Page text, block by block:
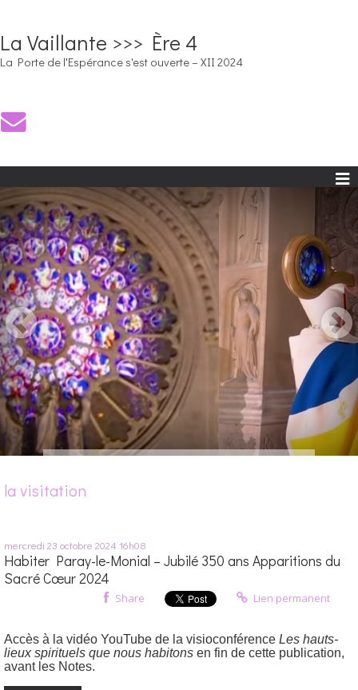
La Vaillante >>> Ère 4
La Porte de l'Espérance s'est ouverte – XII 2024
la visitation
mercredi 23 octobre 2024 16h08
Habiter Paray-le-Monial – Jubilé 350 ans Apparitions du
Sacré Cœur 2024
Share Lien permanent
Accès à la vidéo YouTube de la visioconférence Les hauts-
lieux spirituels que nous habitons en fin de cette publication,
avant les Notes.